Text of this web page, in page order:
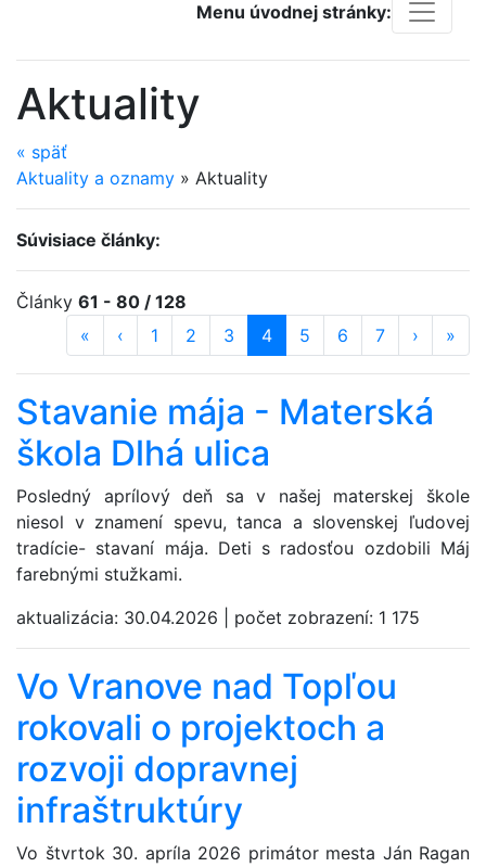
Menu úvodnej stránky:
Aktuality
« späť
Aktuality a oznamy » Aktuality
Súvisiace články:
Články 61 - 80 / 128
« prvá strana
‹ predošlá strana
strana
1 strana
2 strana
3 strana
4 (aktuálna)
strana
5 strana
6 strana
7 ďalšia
› »
Stavanie mája - Materská
škola Dlhá ulica
Posledný aprílový deň sa v našej materskej škole
niesol v znamení spevu, tanca a slovenskej ľudovej
tradície- stavaní mája. Deti s radosťou ozdobili Máj
farebnými stužkami.
aktualizácia: 30.04.2026 počet zobrazení: 1 175
Vo Vranove nad Topľou
rokovali o projektoch a
rozvoji dopravnej
infraštruktúry
Vo štvrtok 30. apríla 2026 primátor mesta Ján Ragan